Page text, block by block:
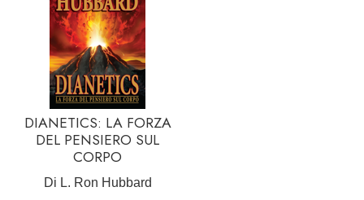
DIANETICS: LA FORZA
DEL PENSIERO SUL
CORPO
Di L. Ron Hubbard